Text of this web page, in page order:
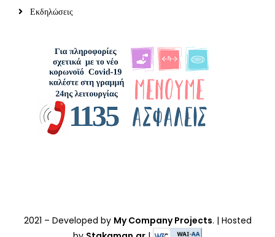
Εκδηλώσεις
2021 – Developed by My Company Projects. | Hosted